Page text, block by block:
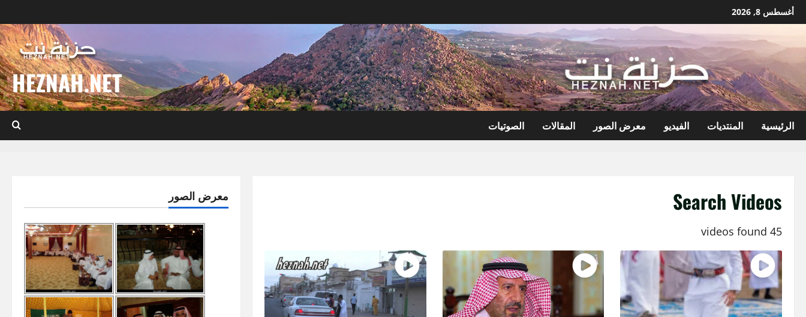
انتقل
إلى
أغسطس 8, 2026
HEZNAH.NET
الرئيسية المنتديات الفيديو معرض الصور المقالات الصوتيات
Search Videos
45 videos found
معرض الصور